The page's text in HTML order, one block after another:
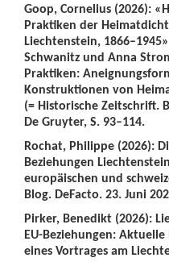
Goop, Cornelius (2026):
Praktiken der
Liechtenstein,
Schwanitz und Anna
Praktiken:
Konstruktionen von
(= Historische Zeitschrift.
De Gruyter, S. 93–114.
Rochat, Philippe (2026):
Beziehungen
europäischen und
Blog. DeFacto. 23. Juni
Pirker, Benedikt (2026):
EU-Beziehungen:
eines Vortrages am